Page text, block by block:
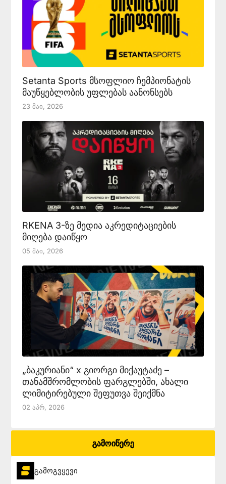
Setanta Sports მსოფლიო ჩემპიონატის
მაუწყებლობის უფლებას აანონსებს
23 Მაი, 2026
RKENA 3-ზე მედია აკრედიტაციების
მიღება დაიწყო
05 Მაი, 2026
„ბაკურიანი“ x გიორგი მიქაუტაძე –
თანამშრომლობის ფარგლებში, ახალი
ლიმიტირებული შეფუთვა შეიქმნა
02 Აპრ, 2026
გამოიწერე
გამოგვყევი